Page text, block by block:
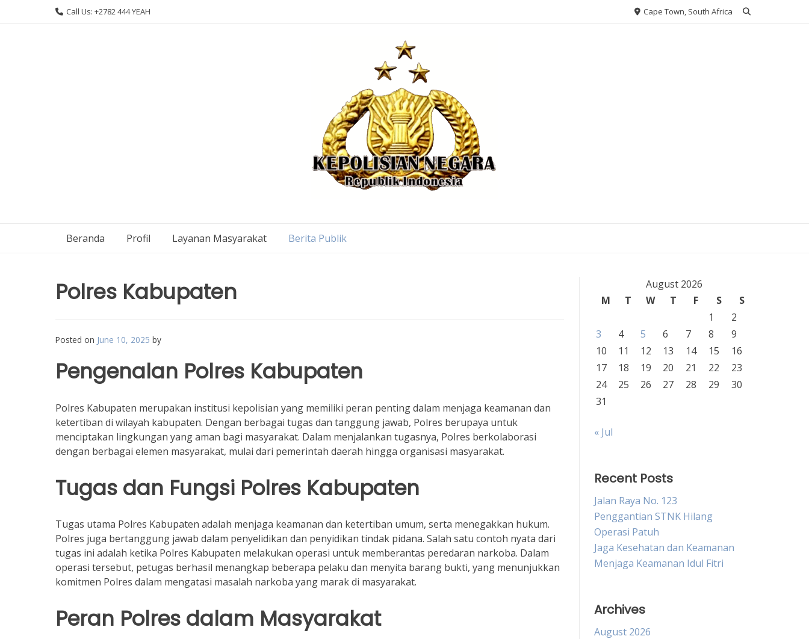
Call Us: +2782 444 YEAH Cape Town, South Africa
Beranda Profil Layanan Masyarakat Berita Publik
Polres Kabupaten
Posted on June 10, 2025 by
Pengenalan Polres Kabupaten
Polres Kabupaten merupakan institusi kepolisian yang memiliki peran penting dalam menjaga keamanan dan
ketertiban di wilayah kabupaten. Dengan berbagai tugas dan tanggung jawab, Polres berupaya untuk
menciptakan lingkungan yang aman bagi masyarakat. Dalam menjalankan tugasnya, Polres berkolaborasi
dengan berbagai elemen masyarakat, mulai dari pemerintah daerah hingga organisasi masyarakat.
Tugas dan Fungsi Polres Kabupaten
Tugas utama Polres Kabupaten adalah menjaga keamanan dan ketertiban umum, serta menegakkan hukum.
Polres juga bertanggung jawab dalam penyelidikan dan penyidikan tindak pidana. Salah satu contoh nyata dari
tugas ini adalah ketika Polres Kabupaten melakukan operasi untuk memberantas peredaran narkoba. Dalam
operasi tersebut, petugas berhasil menangkap beberapa pelaku dan menyita barang bukti, yang menunjukkan
komitmen Polres dalam mengatasi masalah narkoba yang marak di masyarakat.
Peran Polres dalam Masyarakat
August 2026
M
T W T F S
S
1
2
3
4 5 6 7 8
9
10
11 12 13 14 15
16
17
18 19 20 21 22
23
24
25 26 27 28 29
30
31
« Jul
Recent Posts
Jalan Raya No. 123
Penggantian STNK Hilang
Operasi Patuh
Jaga Kesehatan dan Keamanan
Menjaga Keamanan Idul Fitri
Archives
August 2026